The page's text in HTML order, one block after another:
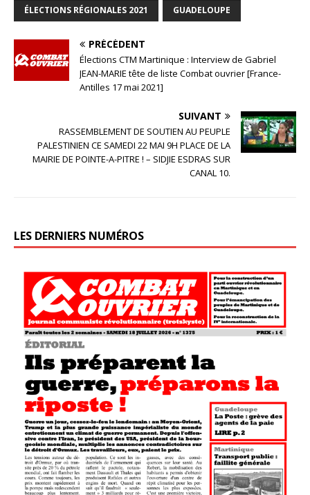
ÉLECTIONS RÉGIONALES 2021 GUADELOUPE
PRÉCÉDENT
Élections CTM Martinique : Interview de Gabriel
JEAN-MARIE tête de liste Combat ouvrier [France-
Antilles 17 mai 2021]
SUIVANT
RASSEMBLEMENT DE SOUTIEN AU PEUPLE
PALESTINIEN CE SAMEDI 22 MAI 9H PLACE DE LA
MAIRIE DE POINTE-A-PITRE ! – SIDJIE ESDRAS SUR
CANAL 10.
LES DERNIERS NUMÉROS